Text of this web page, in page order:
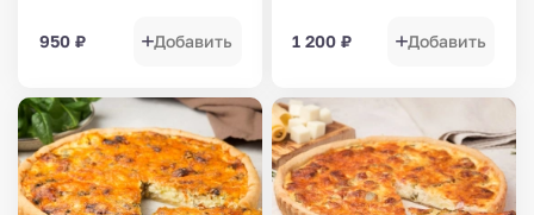
950 ₽ Добавить 1 200 ₽ Добавить